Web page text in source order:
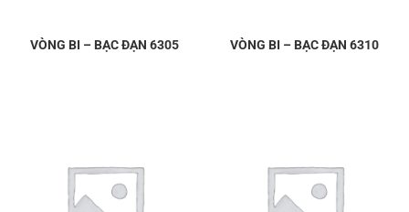
VÒNG BI – BẠC ĐẠN 6305 VÒNG BI – BẠC ĐẠN 6310